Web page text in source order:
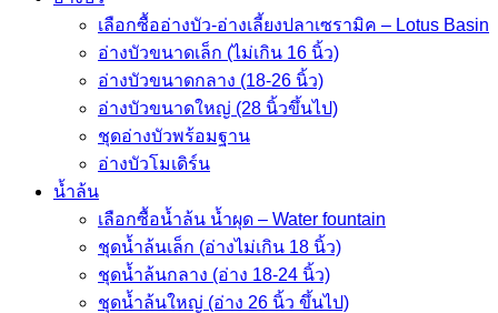
เลือกซื้ออ่างบัว-อ่างเลี้ยงปลาเซรามิค – Lotus Basin
อ่างบัวขนาดเล็ก (ไม่เกิน 16 นิ้ว)
อ่างบัวขนาดกลาง (18-26 นิ้ว)
อ่างบัวขนาดใหญ่ (28 นิ้วขึ้นไป)
ชุดอ่างบัวพร้อมฐาน
อ่างบัวโมเดิร์น
น้ำล้น
เลือกซื้อน้ำล้น น้ำผุด – Water fountain
ชุดน้ำล้นเล็ก (อ่างไม่เกิน 18 นิ้ว)
ชุดน้ำล้นกลาง (อ่าง 18-24 นิ้ว)
ชุดน้ำล้นใหญ่ (อ่าง 26 นิ้ว ขึ้นไป)